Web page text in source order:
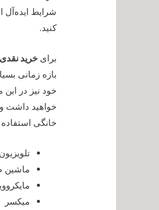
شرایط ایده‌آل
کنید.
برایخرید
بازه زمانی
خود نیز در
خواهید داشت و
خانگی استفاده
تلویزیون
ماشین
میکسر